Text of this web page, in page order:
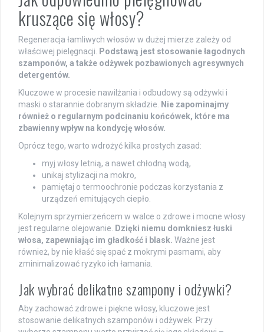
kruszące się włosy?
Regeneracja łamliwych włosów w dużej mierze zależy od
właściwej pielęgnacji. Podstawą jest stosowanie łagodnych
szamponów, a także odżywek pozbawionych agresywnych
detergentów.
Kluczowe w procesie nawilżania i odbudowy są odżywki i
maski o starannie dobranym składzie. Nie zapominajmy
również o regularnym podcinaniu końcówek, które ma
zbawienny wpływ na kondycję włosów.
Oprócz tego, warto wdrożyć kilka prostych zasad:
myj włosy letnią, a nawet chłodną wodą,
unikaj stylizacji na mokro,
pamiętaj o termoochronie podczas korzystania z
urządzeń emitujących ciepło.
Kolejnym sprzymierzeńcem w walce o zdrowe i mocne włosy
jest regularne olejowanie. Dzięki niemu domkniesz łuski
włosa, zapewniając im gładkość i blask. Ważne jest
również, by nie kłaść się spać z mokrymi pasmami, aby
zminimalizować ryzyko ich łamania.
Jak wybrać delikatne szampony i odżywki?
Aby zachować zdrowe i piękne włosy, kluczowe jest
stosowanie delikatnych szamponów i odżywek. Przy